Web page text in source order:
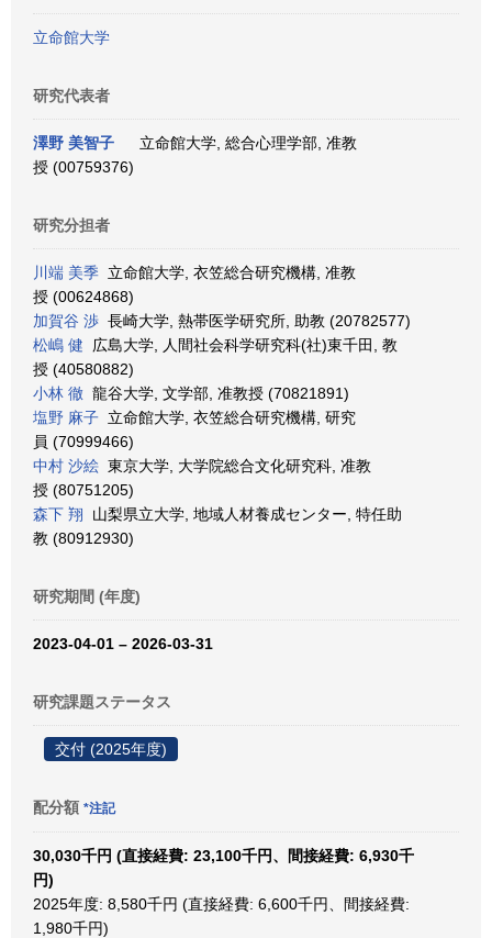
立命館大学
研究代表者
澤野 美智子
立命館大学, 総合心理学部, 准教
授 (00759376)
研究分担者
川端 美季 立命館大学, 衣笠総合研究機構, 准教
授 (00624868)
加賀谷 渉 長崎大学, 熱帯医学研究所, 助教 (20782577)
松嶋 健 広島大学, 人間社会科学研究科(社)東千田, 教
授 (40580882)
小林 徹 龍谷大学, 文学部, 准教授 (70821891)
塩野 麻子 立命館大学, 衣笠総合研究機構, 研究
員 (70999466)
中村 沙絵 東京大学, 大学院総合文化研究科, 准教
授 (80751205)
森下 翔 山梨県立大学, 地域人材養成センター, 特任助
教 (80912930)
研究期間 (年度)
2023-04-01 – 2026-03-31
研究課題ステータス
交付 (2025年度)
配分額 *注記
30,030千円 (直接経費: 23,100千円、間接経費: 6,930千
円)
2025年度: 8,580千円 (直接経費: 6,600千円、間接経費:
1,980千円)